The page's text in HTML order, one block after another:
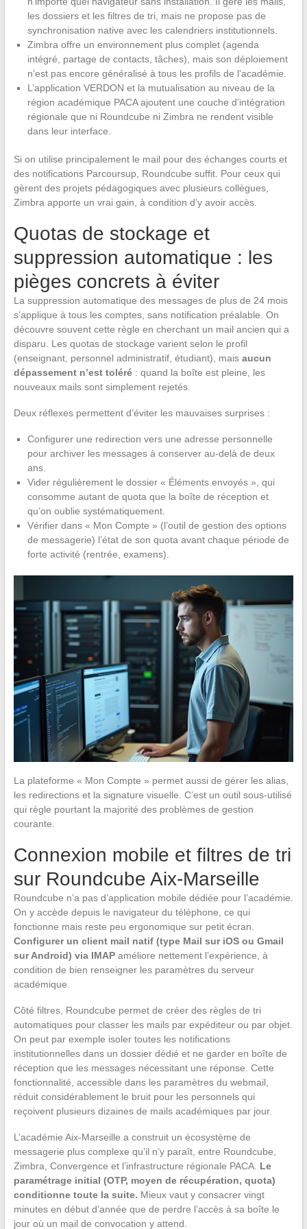
les dossiers et les filtres de tri, mais ne propose pas de
synchronisation native avec les calendriers institutionnels.
Zimbra offre un environnement plus complet (agenda
intégré, partage de contacts, tâches), mais son déploiement
n’est pas encore généralisé à tous les profils de l’académie.
L’application VERDON et la mutualisation au niveau de la
région académique PACA ajoutent une couche d’intégration
régionale que ni Roundcube ni Zimbra ne rendent visible
dans leur interface.
Si on utilise principalement le mail pour des échanges courts et
des notifications Parcoursup, Roundcube suffit. Pour ceux qui
gèrent des projets pédagogiques avec plusieurs collègues,
Zimbra apporte un vrai gain, à condition d’y avoir accès.
Quotas de stockage et
suppression automatique : les
pièges concrets à éviter
La suppression automatique des messages de plus de 24 mois
s’applique à tous les comptes, sans notification préalable. On
découvre souvent cette règle en cherchant un mail ancien qui a
disparu. Les quotas de stockage varient selon le profil
(enseignant, personnel administratif, étudiant), mais aucun
dépassement n’est toléré: quand la boîte est pleine, les
nouveaux mails sont simplement rejetés.
Deux réflexes permettent d’éviter les mauvaises surprises :
Configurer une redirection vers une adresse personnelle
pour archiver les messages à conserver au-delà de deux
ans.
Vider régulièrement le dossier « Éléments envoyés », qui
consomme autant de quota que la boîte de réception et
qu’on oublie systématiquement.
Vérifier dans « Mon Compte » (l’outil de gestion des options
de messagerie) l’état de son quota avant chaque période de
forte activité (rentrée, examens).
La plateforme « Mon Compte » permet aussi de gérer les alias,
les redirections et la signature visuelle. C’est un outil sous-utilisé
qui règle pourtant la majorité des problèmes de gestion
courante.
Connexion mobile et filtres de tri
sur Roundcube Aix-Marseille
Roundcube n’a pas d’application mobile dédiée pour l’académie.
On y accède depuis le navigateur du téléphone, ce qui
fonctionne mais reste peu ergonomique sur petit écran.
Configurer un client mail natif (type Mail sur iOS ou Gmail
sur Android) via IMAPaméliore nettement l’expérience, à
condition de bien renseigner les paramètres du serveur
académique.
Côté filtres, Roundcube permet de créer des règles de tri
automatiques pour classer les mails par expéditeur ou par objet.
On peut par exemple isoler toutes les notifications
institutionnelles dans un dossier dédié et ne garder en boîte de
réception que les messages nécessitant une réponse. Cette
fonctionnalité, accessible dans les paramètres du webmail,
réduit considérablement le bruit pour les personnels qui
reçoivent plusieurs dizaines de mails académiques par jour.
L’académie Aix-Marseille a construit un écosystème de
messagerie plus complexe qu’il n’y paraît, entre Roundcube,
Zimbra, Convergence et l’infrastructure régionale PACA. Le
paramétrage initial (OTP, moyen de récupération, quota)
conditionne toute la suite. Mieux vaut y consacrer vingt
minutes en début d’année que de perdre l’accès à sa boîte le
jour où un mail de convocation y attend.